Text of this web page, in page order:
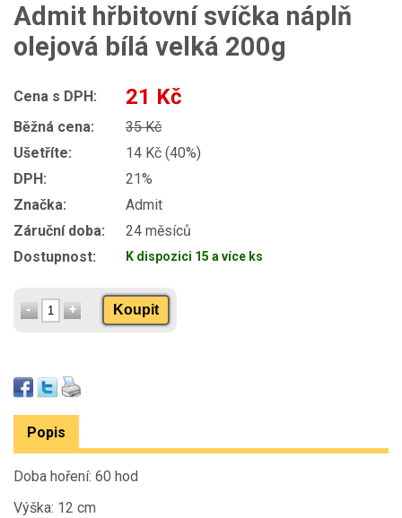
Admit hřbitovní svíčka náplň
olejová bílá velká 200g
Cena s DPH: 21 Kč
Běžná cena:
35 Kč
Ušetříte:
14 Kč (40%)
DPH:
21%
Značka:
Admit
Záruční doba:
24 měsíců
Dostupnost:
K dispozici 15 a více ks
Koupit
Popis
Doba hoření: 60 hod
Výška: 12 cm